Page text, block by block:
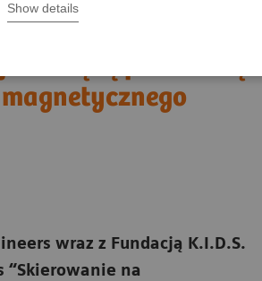
Show details
wraz z Fundacją K.I.D.S.
“Skierowanie na